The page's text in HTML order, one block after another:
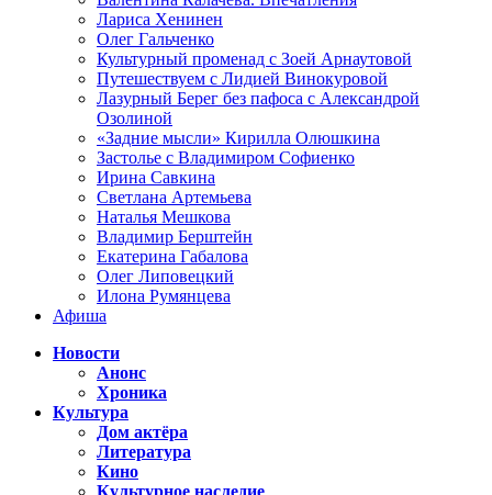
Лариса Хенинен
Олег Гальченко
Культурный променад с Зоей Арнаутовой
Путешествуем с Лидией Винокуровой
Лазурный Берег без пафоса с Александрой
Озолиной
«Задние мысли» Кирилла Олюшкина
Застолье с Владимиром Софиенко
Ирина Савкина
Светлана Артемьева
Наталья Мешкова
Владимир Берштейн
Екатерина Габалова
Олег Липовецкий
Илона Румянцева
Афиша
Новости
Анонс
Хроника
Культура
Дом актёра
Литература
Кино